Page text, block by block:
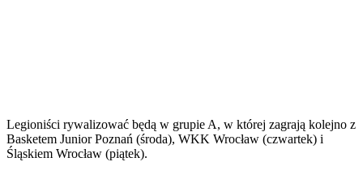
Legioniści rywalizować będą w grupie A, w której zagrają kolejno z
Basketem Junior Poznań (środa), WKK Wrocław (czwartek) i
Śląskiem Wrocław (piątek).